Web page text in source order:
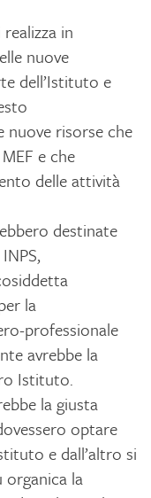
in
nuove
dell’Istituto e
nuove risorse che
e che
delle attività
destinate
la
professionale
avrebbe la
Istituto.
la giusta
optare
e dall’altro si
organica la